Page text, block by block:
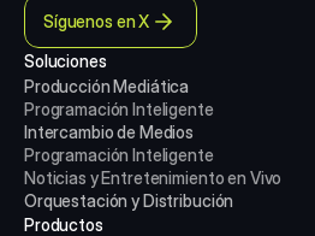
Síguenos en X
Soluciones
Producción Mediática
Programación Inteligente
Intercambio de Medios
Programación Inteligente
Noticias y Entretenimiento en Vivo
Orquestación y Distribución
Productos